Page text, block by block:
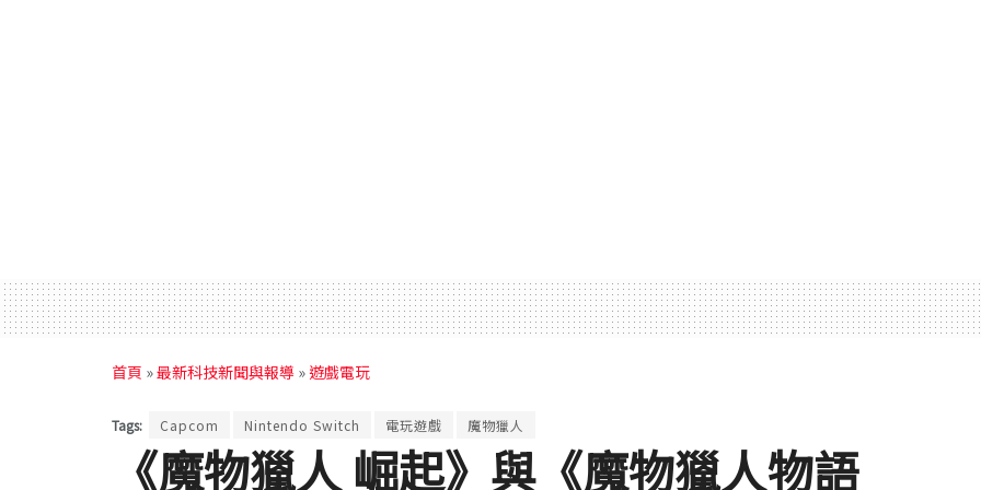
首頁 »最新科技新聞與報導 »遊戲電玩
Tags: Capcom Nintendo Switch 電玩遊戲 魔物獵人
《魔物獵人 崛起》與《魔物獵人物語